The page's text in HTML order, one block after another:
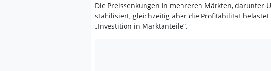
Die Preissenkungen in mehreren Märkten, darunter
stabilisiert, gleichzeitig aber die Profitabilität
„Investition in Marktanteile“.